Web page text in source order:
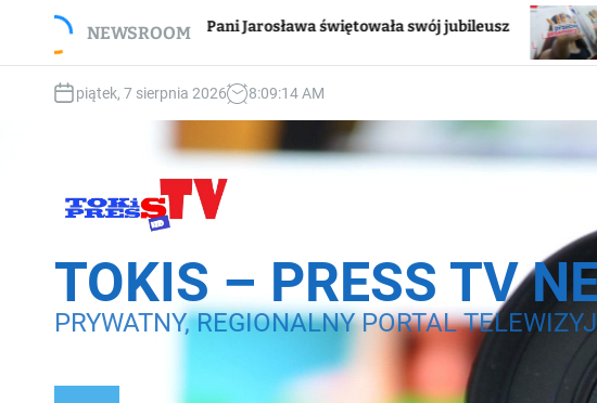
NEWSROOM
Pani Jarosława świętowała swój jubileusz
Wsparcie dla
domową
piątek, 7 sierpnia 2026 8:09:15AM
TOKIS – PRESS TV
PRYWATNY, REGIONALNY PORTAL